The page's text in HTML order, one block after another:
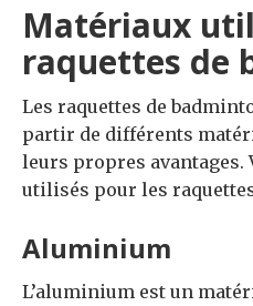
Matériaux
raquettes de
Les raquettes de
partir de différents
leurs propres avantages.
utilisés pour les
Aluminium
L’aluminium est un